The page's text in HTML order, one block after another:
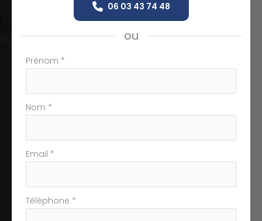
06 03 43 74 48
ou
Formulaire
téléphone
Prénom *
Nom *
Email *
Téléphone *